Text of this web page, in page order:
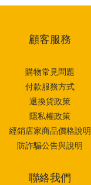
顧客服務
購物常見問題
付款服務方式
退換貨政策
隱私權政策
經銷店家商品價格說明
防詐騙公告與說明
聯絡我們